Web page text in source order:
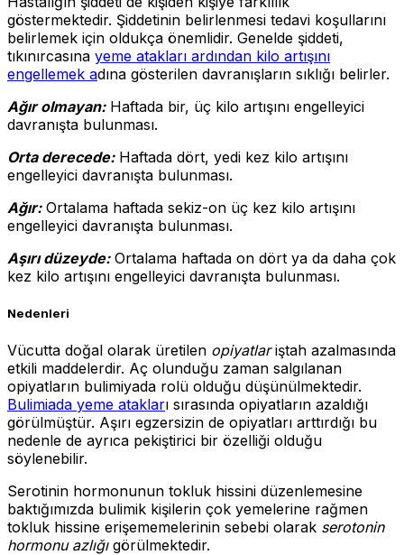
göstermektedir. Şiddetinin belirlenmesi tedavi koşullarını
belirlemek için oldukça önemlidir. Genelde şiddeti,
tıkınırcasına yeme atakları ardından kilo artışını
engellemek adına gösterilen davranışların sıklığı belirler.
Ağır olmayan:Haftada bir, üç kilo artışını engelleyici
davranışta bulunması.
Orta derecede:Haftada dört, yedi kez kilo artışını
engelleyici davranışta bulunması.
Ağır:Ortalama haftada sekiz-on üç kez kilo artışını
engelleyici davranışta bulunması.
Aşırı düzeyde:Ortalama haftada on dört ya da daha çok
kez kilo artışını engelleyici davranışta bulunması.
Nedenleri
Vücutta doğal olarak üretilen opiyatlariştah azalmasında
etkili maddelerdir. Aç olunduğu zaman salgılanan
opiyatların bulimiyada rolü olduğu düşünülmektedir.
Bulimiada yeme atakları sırasında opiyatların azaldığı
görülmüştür. Aşırı egzersizin de opiyatları arttırdığı bu
nedenle de ayrıca pekiştirici bir özelliği olduğu
söylenebilir.
Serotinin hormonunun tokluk hissini düzenlemesine
baktığımızda bulimik kişilerin çok yemelerine rağmen
tokluk hissine erişememelerinin sebebi olarak serotonin
hormonu azlığıgörülmektedir.